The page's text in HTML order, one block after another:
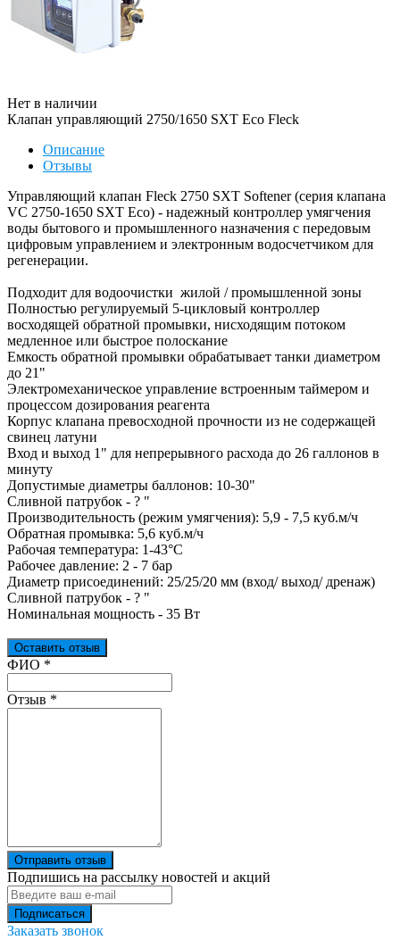
Нет в наличии
Клапан управляющий 2750/1650 SXT Eco Fleck
Описание
Отзывы
Управляющий клапан Fleck 2750 SXT Softener (серия клапана
VC 2750-1650 SXT Eco) - надежный контроллер умягчения
воды бытового и промышленного назначения с передовым
цифровым управлением и электронным водосчетчиком для
регенерации.
Подходит для водоочистки жилой / промышленной зоны
Полностью регулируемый 5-цикловый контроллер
восходящей обратной промывки, нисходящим потоком
медленное или быстрое полоскание
Емкость обратной промывки обрабатывает танки диаметром
до 21"
Электромеханическое управление встроенным таймером и
процессом дозирования реагента
Корпус клапана превосходной прочности из не содержащей
свинец латуни
Вход и выход 1" для непрерывного расхода до 26 галлонов в
минуту
Допустимые диаметры баллонов: 10-30"
Сливной патрубок - ? "
Производительность (режим умягчения): 5,9 - 7,5 куб.м/ч
Обратная промывка: 5,6 куб.м/ч
Рабочая температура: 1-43°С
Рабочее давление: 2 - 7 бар
Диаметр присоединений: 25/25/20 мм (вход/ выход/ дренаж)
Сливной патрубок - ? "
Номинальная мощность - 35 Вт
Оставить отзыв
Ваш отзыв был отправлен!
ФИО *
Отзыв *
Отправить отзыв
Подпишись на рассылку новостей и акций
Заказать звонок